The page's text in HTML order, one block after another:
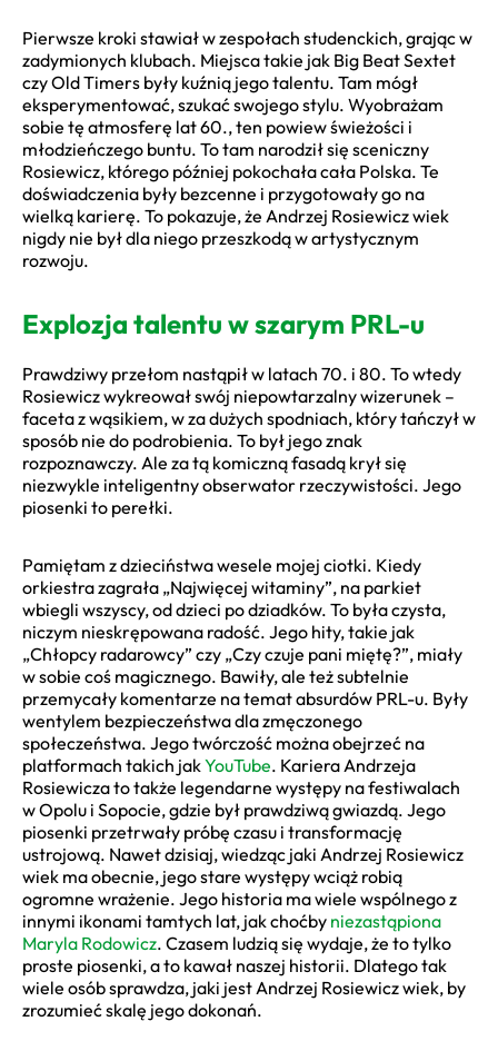
Pierwsze kroki stawiał w zespołach studenckich, grając w
zadymionych klubach. Miejsca takie jak Big Beat Sextet
czy Old Timers były kuźnią jego talentu. Tam mógł
eksperymentować, szukać swojego stylu. Wyobrażam
sobie tę atmosferę lat 60., ten powiew świeżości i
młodzieńczego buntu. To tam narodził się sceniczny
Rosiewicz, którego później pokochała cała Polska. Te
doświadczenia były bezcenne i przygotowały go na
wielką karierę. To pokazuje, że Andrzej Rosiewicz wiek
nigdy nie był dla niego przeszkodą w artystycznym
rozwoju.
Explozja talentu w szarym PRL-u
Prawdziwy przełom nastąpił w latach 70. i 80. To wtedy
Rosiewicz wykreował swój niepowtarzalny wizerunek –
faceta z wąsikiem, w za dużych spodniach, który tańczył w
sposób nie do podrobienia. To był jego znak
rozpoznawczy. Ale za tą komiczną fasadą krył się
niezwykle inteligentny obserwator rzeczywistości. Jego
piosenki to perełki.
Pamiętam z dzieciństwa wesele mojej ciotki. Kiedy
orkiestra zagrała „Najwięcej witaminy”, na parkiet
wbiegli wszyscy, od dzieci po dziadków. To była czysta,
niczym nieskrępowana radość. Jego hity, takie jak
„Chłopcy radarowcy” czy „Czy czuje pani miętę?”, miały
w sobie coś magicznego. Bawiły, ale też subtelnie
przemycały komentarze na temat absurdów PRL-u. Były
wentylem bezpieczeństwa dla zmęczonego
społeczeństwa. Jego twórczość można obejrzeć na
platformach takich jakYouTube. Kariera Andrzeja
Rosiewicza to także legendarne występy na festiwalach
w Opolu i Sopocie, gdzie był prawdziwą gwiazdą. Jego
piosenki przetrwały próbę czasu i transformację
ustrojową. Nawet dzisiaj, wiedząc jaki Andrzej Rosiewicz
wiek ma obecnie, jego stare występy wciąż robią
ogromne wrażenie. Jego historia ma wiele wspólnego z
innymi ikonami tamtych lat, jak choćby niezastąpiona
Maryla Rodowicz. Czasem ludzią się wydaje, że to tylko
proste piosenki, a to kawał naszej historii. Dlatego tak
wiele osób sprawdza, jaki jest Andrzej Rosiewicz wiek, by
zrozumieć skalę jego dokonań.